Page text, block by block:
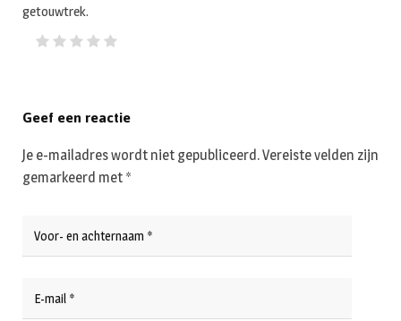
getouwtrek.
Geef een reactie
Je e-mailadres wordt niet gepubliceerd.Vereiste velden zijn
gemarkeerd met *